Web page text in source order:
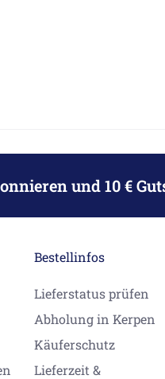
und 10 €
Bestellinfos
Lieferstatus prüfen
Abholung in Kerpen
Käuferschutz
Lieferzeit &